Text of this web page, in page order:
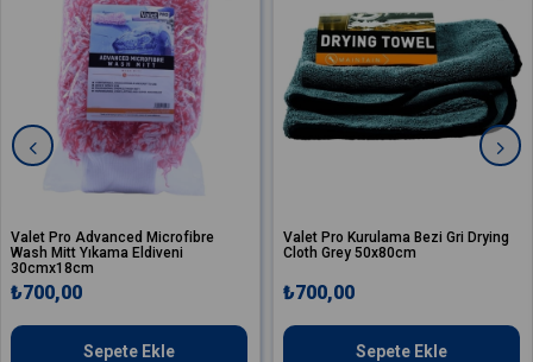
Pro Advanced Microfibre
Mitt Yıkama Eldiveni
Sepete Ekle
Valet Pro Kurulama Bezi Gri Drying
Cloth Grey 50x80cm
₺700,00
Sepete Ekle